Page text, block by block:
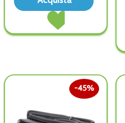
Acquista
T
TERMO
INFR alla
wishlist
45%